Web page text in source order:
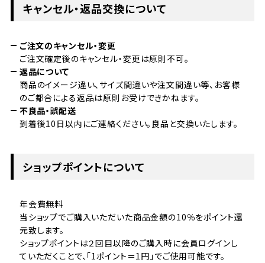
キャンセル・返品交換について
ご注文のキャンセル・変更
ご注文確定後のキャンセル・変更は原則不可。
返品について
商品のイメージ違い、サイズ間違いや注文間違い等、お客様
のご都合による返品は原則お受けできかねます。
不良品・誤配送
到着後10日以内にご連絡ください。良品と交換いたします。
ショップポイントについて
年会費無料
当ショップでご購入いただいた商品金額の10％をポイント還
元致します。
ショップポイントは２回目以降のご購入時に会員ログインし
ていただくことで、「1ポイント＝1円」でご使用可能です。